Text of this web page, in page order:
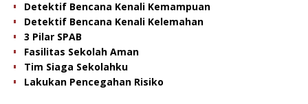
Detektif Bencana Kenali Kemampuan
Detektif Bencana Kenali Kelemahan
3 Pilar SPAB
Fasilitas Sekolah Aman
Tim Siaga Sekolahku
Lakukan Pencegahan Risiko